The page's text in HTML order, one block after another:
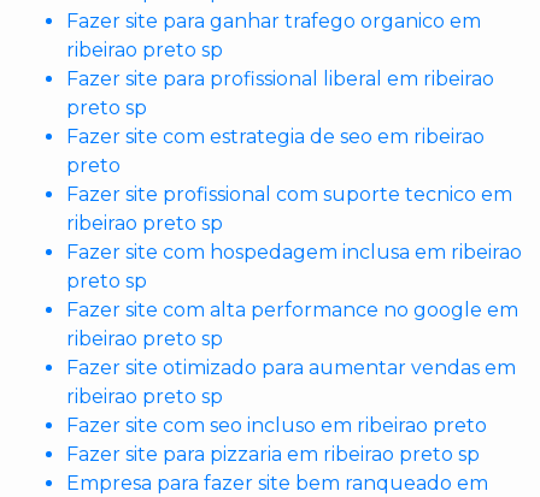
Fazer site para ganhar trafego organico em
ribeirao preto sp
Fazer site para profissional liberal em ribeirao
preto sp
Fazer site com estrategia de seo em ribeirao
preto
Fazer site profissional com suporte tecnico em
ribeirao preto sp
Fazer site com hospedagem inclusa em ribeirao
preto sp
Fazer site com alta performance no google em
ribeirao preto sp
Fazer site otimizado para aumentar vendas em
ribeirao preto sp
Fazer site com seo incluso em ribeirao preto
Fazer site para pizzaria em ribeirao preto sp
Empresa para fazer site bem ranqueado em